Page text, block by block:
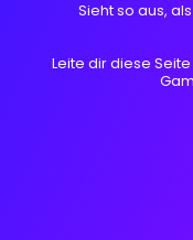
Sieht so aus,
Leite dir diese